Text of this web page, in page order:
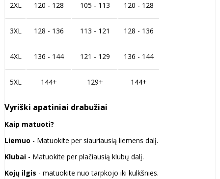
2XL 120 - 128 105 - 113 120 - 128
3XL 128 - 136 113 - 121 128 - 136
4XL 136 - 144 121 - 129 136 - 144
5XL 144+ 129+ 144+
Vyriški apatiniai drabužiai
Kaip matuoti?
Liemuo - Matuokite per siauriausią liemens dalį.
Klubai - Matuokite per plačiausią klubų dalį.
Kojų ilgis - matuokite nuo tarpkojo iki kulkšnies.